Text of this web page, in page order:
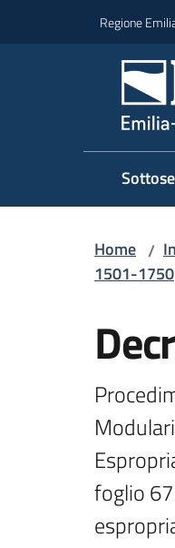
Regione
Home /
1501-1750
foglio